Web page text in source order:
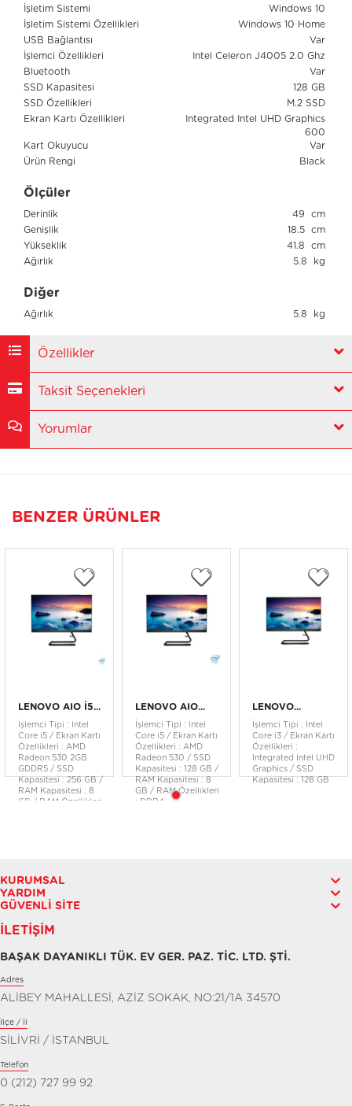
İşletim Sistemi
Windows 10
İşletim Sistemi Özellikleri
Windows 10 Home
USB Bağlantısı
Var
İşlemci Özellikleri
Intel Celeron J4005 2.0 Ghz
Bluetooth
Var
SSD Kapasitesi
128 GB
SSD Özellikleri
M.2 SSD
Ekran Kartı Özellikleri
Integrated Intel UHD Graphics
600
Kart Okuyucu
Var
Ürün Rengi
Black
Ölçüler
Derinlik
49 cm
Genişlik
18.5 cm
Yükseklik
41.8 cm
Ağırlık
5.8 kg
Diğer
Ağırlık 5.8 kg
Özellikler
Taksit Seçenekleri
Yorumlar
BENZER ÜRÜNLER
LENOVO AIO I5...
İşlemci Tipi : Intel
Core i5 / Ekran Kartı
Özellikleri : AMD
Radeon 530 2GB
GDDR5 / SSD
Kapasitesi : 256 GB /
RAM Kapasitesi : 8
GB / RAM Özellikleri
LENOVO AIO...
İşlemci Tipi : Intel
Core i5 / Ekran Kartı
Özellikleri : AMD
Radeon 530 / SSD
Kapasitesi : 128 GB /
RAM Kapasitesi : 8
GB / RAM Özellikleri
: DDR4
LENOVO...
İşlemci Tipi : Intel
Core i3 / Ekran Kartı
Özellikleri :
Integrated Intel UHD
Graphics / SSD
Kapasitesi : 128 GB
KURUMSAL
YARDIM
GÜVENLI SITE
İLETIŞIM
BAŞAK DAYANIKLI TÜK. EV GER. PAZ. TİC. LTD. ŞTİ.
Adres
ALİBEY MAHALLESİ, AZİZ SOKAK, NO:21/1A 34570
İlçe / İl
SİLİVRİ / İSTANBUL
Telefon
0 (212) 727 99 92